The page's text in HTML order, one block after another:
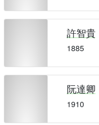
許智貴
1885
阮達卿
1910